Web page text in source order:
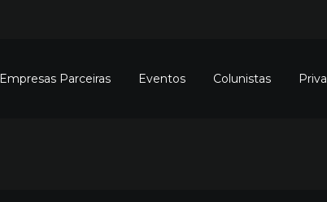
Empresas Parceiras Eventos Colunistas